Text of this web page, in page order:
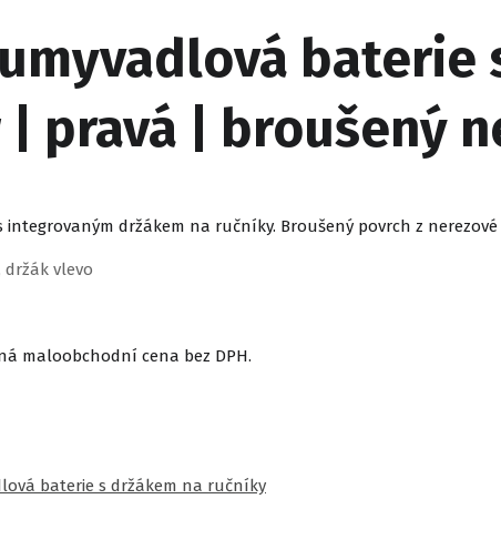
baterie
| pravá | broušený
držákem na ručníky. Broušený povrch z nerezové
držák vlevo
maloobchodní cena bez DPH.
baterie s držákem na ručníky